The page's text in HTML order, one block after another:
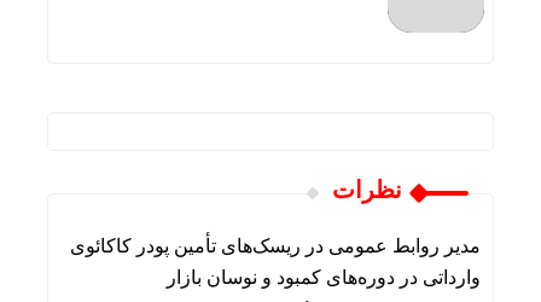
نظرات
مدیر روابط عمومی در ریسک‌های تأمین پودر کاکائوی
وارداتی در دوره‌های کمبود و نوسان بازار